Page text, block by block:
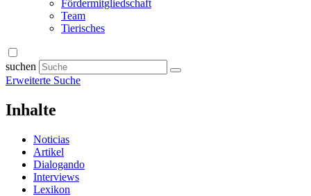
Fördermitgliedschaft
Team
Tierisches
suchen
Erweiterte Suche
Inhalte
Noticias
Artikel
Dialogando
Interviews
Lexikon